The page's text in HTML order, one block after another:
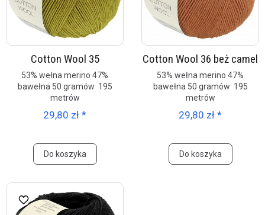
Cotton Wool 35
53% wełna merino 47%
bawełna 50 gramów 195
metrów
29,80 zł *
Do koszyka
Cotton Wool 36 beż camel
53% wełna merino 47%
bawełna 50 gramów 195
metrów
29,80 zł *
Do koszyka